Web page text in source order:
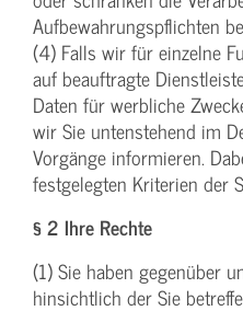
Aufbewahrungspflichten
(4) Falls wir für einzelne
auf beauftragte
Daten für werbliche
wir Sie untenstehend im
Vorgänge informieren.
festgelegten Kriterien der
§ 2 Ihre Rechte
(1) Sie haben gegenüber
hinsichtlich der Sie